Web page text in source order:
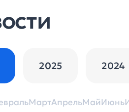
2025 2024
МартАпрельМайИюнь